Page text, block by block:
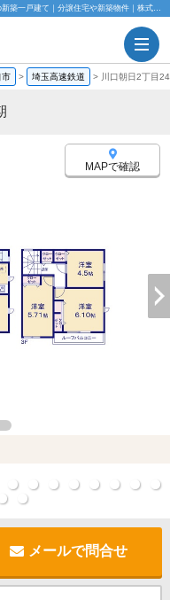
川口朝日2丁目24ー1期 埼玉県川口市朝日2丁目｜4,799万円の新築一戸建て｜分譲住宅や新築物件｜株式会社A-LINE
市 > 埼玉高速鉄道 > 川口朝日2丁目
MAPで確認
メールで問合せ